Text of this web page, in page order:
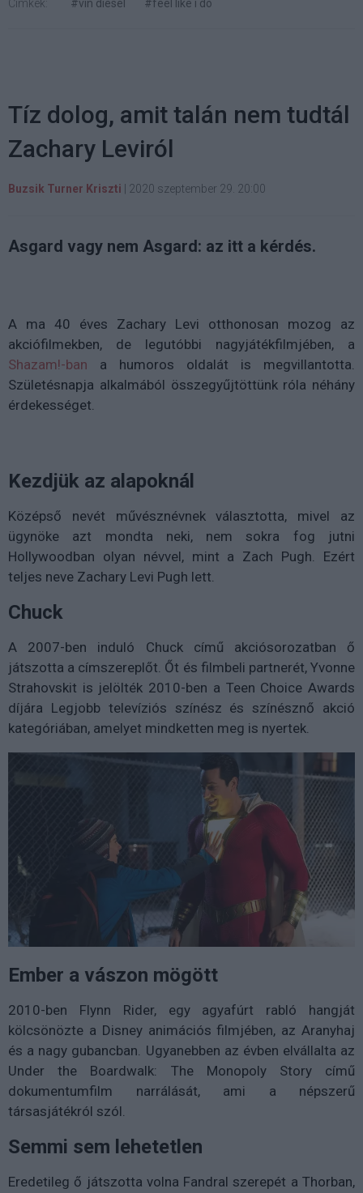
Címkék: #vin diesel #feel like i do
Tíz dolog, amit talán nem tudtál
Zachary Leviról
Buzsik Turner Kriszti 2020 szeptember 29. 20:00
Asgard vagy nem Asgard: az itt a kérdés.
A ma 40 éves Zachary Levi otthonosan mozog az
akciófilmekben, de legutóbbi nagyjátékfilmjében, a
Shazam!-ban a humoros oldalát is megvillantotta.
Születésnapja alkalmából összegyűjtöttünk róla néhány
érdekességet.
Kezdjük az alapoknál
Középső nevét művésznévnek választotta, mivel az
ügynöke azt mondta neki, nem sokra fog jutni
Hollywoodban olyan névvel, mint a Zach Pugh. Ezért
teljes neve Zachary Levi Pugh lett.
Chuck
A 2007-ben induló Chuck című akciósorozatban ő
játszotta a címszereplőt. Őt és filmbeli partnerét, Yvonne
Strahovskit is jelölték 2010-ben a Teen Choice Awards
díjára Legjobb televíziós színész és színésznő akció
kategóriában, amelyet mindketten meg is nyertek.
Ember a vászon mögött
2010-ben Flynn Rider, egy agyafúrt rabló hangját
kölcsönözte a Disney animációs filmjében, az Aranyhaj
és a nagy gubancban. Ugyanebben az évben elvállalta az
Under the Boardwalk: The Monopoly Story című
dokumentumfilm narrálását, ami a népszerű
társasjátékról szól.
Semmi sem lehetetlen
Eredetileg ő játszotta volna Fandral szerepét a Thorban,